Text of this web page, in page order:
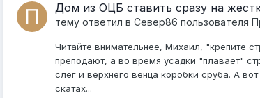
Дом из ОЦБ ставить сразу на
тему ответил в Север86 пользователя
Читайте внимательнее, Михаил, "крепите
преподают, а во время усадки "плавает"
слег и верхнего венца коробки сруба. А
скатах...